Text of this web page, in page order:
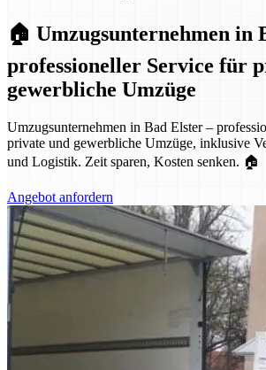
🏠 Umzugsunternehmen in
professioneller Service für
gewerbliche Umzüge
Umzugsunternehmen in Bad Elster –
private und gewerbliche Umzüge, inklusive
und Logistik. Zeit sparen, Kosten senken. 🏠
Angebot anfordern